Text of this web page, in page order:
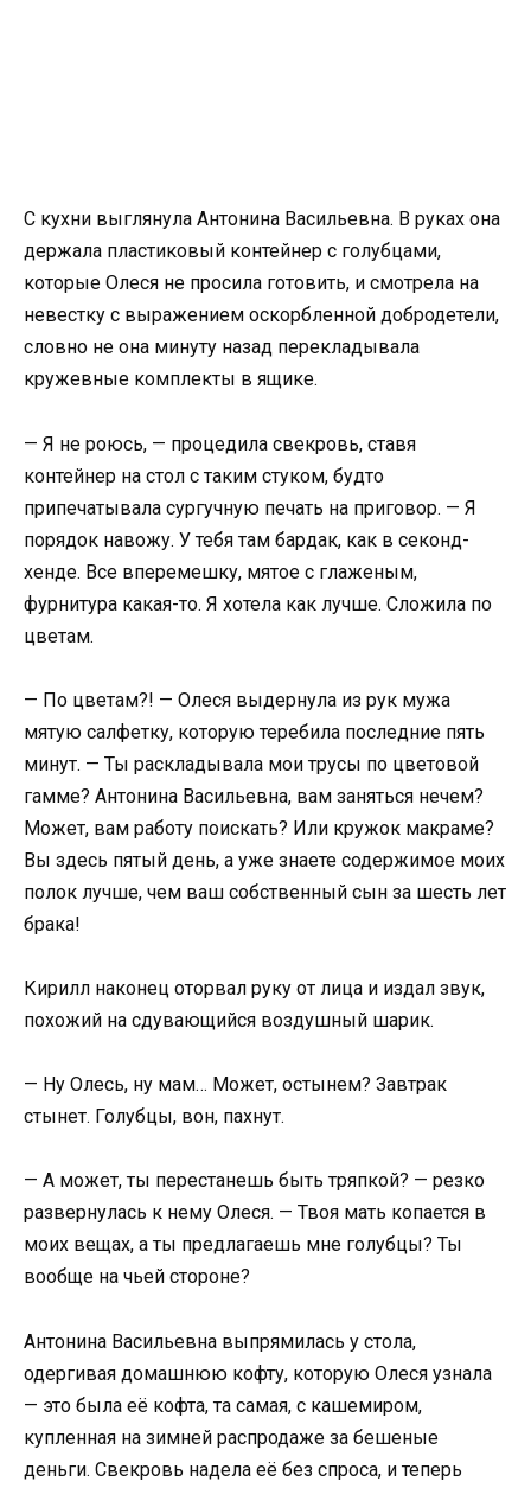
С кухни выглянула Антонина Васильевна. В руках она
держала пластиковый контейнер с голубцами,
которые Олеся не просила готовить, и смотрела на
невестку с выражением оскорбленной добродетели,
словно не она минуту назад перекладывала
кружевные комплекты в ящике.
— Я не роюсь, — процедила свекровь, ставя
контейнер на стол с таким стуком, будто
припечатывала сургучную печать на приговор. — Я
порядок навожу. У тебя там бардак, как в секонд-
хенде. Все вперемешку, мятое с глаженым,
фурнитура какая-то. Я хотела как лучше. Сложила по
цветам.
— По цветам?! — Олеся выдернула из рук мужа
мятую салфетку, которую теребила последние пять
минут. — Ты раскладывала мои трусы по цветовой
гамме? Антонина Васильевна, вам заняться нечем?
Может, вам работу поискать? Или кружок макраме?
Вы здесь пятый день, а уже знаете содержимое моих
полок лучше, чем ваш собственный сын за шесть лет
брака!
Кирилл наконец оторвал руку от лица и издал звук,
похожий на сдувающийся воздушный шарик.
— Ну Олесь, ну мам… Может, остынем? Завтрак
стынет. Голубцы, вон, пахнут.
— А может, ты перестанешь быть тряпкой? — резко
развернулась к нему Олеся. — Твоя мать копается в
моих вещах, а ты предлагаешь мне голубцы? Ты
вообще на чьей стороне?
Антонина Васильевна выпрямилась у стола,
одергивая домашнюю кофту, которую Олеся узнала
— это была её кофта, та самая, с кашемиром,
купленная на зимней распродаже за бешеные
деньги. Свекровь надела её без спроса, и теперь